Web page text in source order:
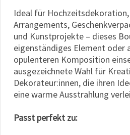
Ideal für
Arrangements,
und Kunstprojekte – dieses
eigenständiges Element oder
opulenteren Komposition
ausgezeichnete Wahl für
Dekorateur:innen, die ihren
eine warme Ausstrahlung
Passt perfekt zu: